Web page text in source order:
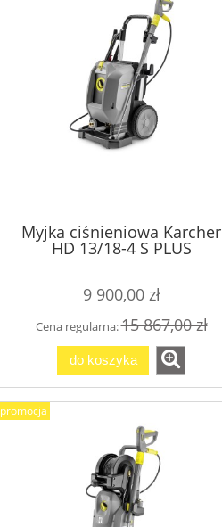
Myjka ciśnieniowa Karcher
HD 13/18-4 S PLUS
9 900,00 zł
Cena regularna:15 867,00 zł
do koszyka
promocja